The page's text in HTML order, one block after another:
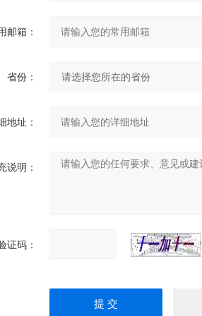
邮箱：
省份：
地址：
说明：
证码：